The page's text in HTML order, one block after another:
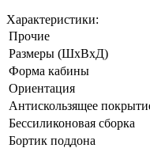
Характеристики:
Прочие
Размеры (ШхВхД)
Форма кабины
Ориентация
Антискользящее
Беcсиликоновая сборка
Бортик поддона